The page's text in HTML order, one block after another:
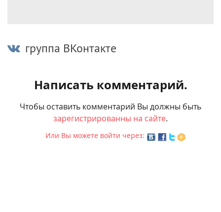
группа ВКонтакте
Написать комментарий.
Чтобы оставить комментарий Вы должны быть
зарегистрированны на сайте.
Или Вы можете войти через: